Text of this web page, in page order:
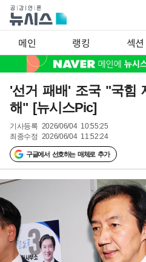
메인 랭킹 섹션
'선거 패배' 조국 "국힘
해" [뉴시스Pic]
기사등록 2026/06/04 10:55:25
최종수정 2026/06/04 11:52:24
구글에서 선호하는 매체로 추가